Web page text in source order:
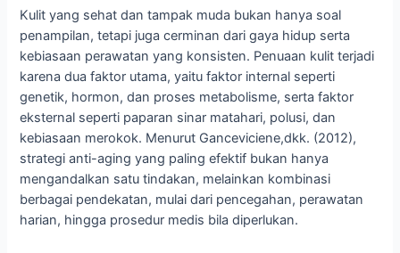
Kulit yang sehat dan tampak muda bukan hanya soal
penampilan, tetapi juga cerminan dari gaya hidup serta
kebiasaan perawatan yang konsisten. Penuaan kulit terjadi
karena dua faktor utama, yaitu faktor internal seperti
genetik, hormon, dan proses metabolisme, serta faktor
eksternal seperti paparan sinar matahari, polusi, dan
kebiasaan merokok. Menurut Ganceviciene,dkk. (2012),
strategi anti-aging yang paling efektif bukan hanya
mengandalkan satu tindakan, melainkan kombinasi
berbagai pendekatan, mulai dari pencegahan, perawatan
harian, hingga prosedur medis bila diperlukan.